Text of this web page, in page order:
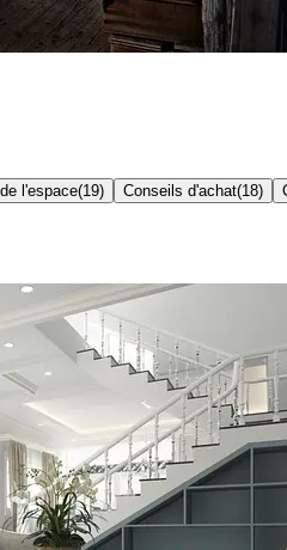
l'espace(19) Conseils d'achat(18)